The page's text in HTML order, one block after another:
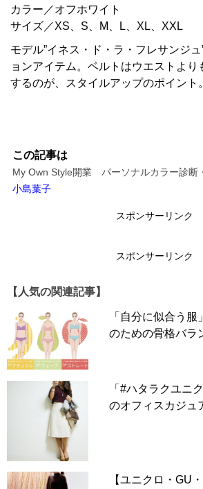
カラー／オフホワイト
サイズ／XS、S、M、L、XL、XXL
モデル”イネス・ド・ラ・フレサンジ
ョンアイテム。ベルトはウエストより
するのが、スタイルアップのポイント。
この記事は
My Own Style開業 パーソナルカラー診断
小島葉子
スポンサーリンク
スポンサーリンク
【人気の関連記事】
「自分に似合う服
のための骨格バラ
「#ハタラクユニ
のオフィスカジュ
【ユニクロ・GU